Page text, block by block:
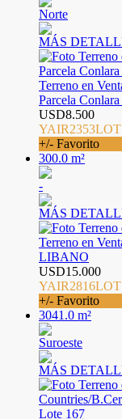
Norte
MÁS
Terreno en
Parcela
USD8.500
YAIR2353LOT
+/- Favorito
300.0 m²
-
MÁS
Terreno en
LIBANO
USD15.000
YAIR2816LOT
+/- Favorito
3041.0 m²
Suroeste
MÁS